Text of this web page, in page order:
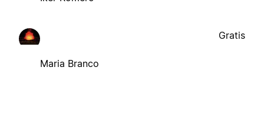
Maria Branco
Gratis